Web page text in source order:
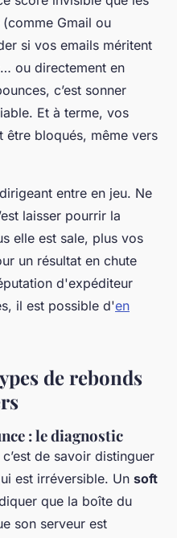
Gmail ou
si vos emails méritent
ou directement en
c’est sonner
Et à terme, vos
être bloqués, même vers
entre en jeu. Ne
laisser pourrir la
elle est sale, plus vos
un résultat en chute
d'expéditeur
il est possible d'en
de rebonds
: le diagnostic
de savoir distinguer
est irréversible. Un soft
que la boîte du
son serveur est